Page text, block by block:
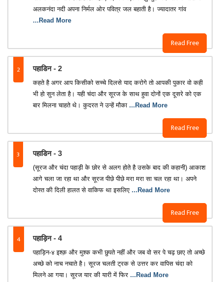
Read Free
अलकनंदा नदी अपना निर्मल ओर पवित्र जल बहाती है। ज्यादातर गांव
...Read More
2 पहाडिन - 2
Read Free
कहते है अगर आप किसीको सच्चे दिलसे याद करोगे तो आपकी पुकार वो कही
भी हो सुन लेता है। यही चंदा और सूरज के साथ हुवा दोनों एक दूसरे को एक
बार मिलना चाहते थे। कुदरत ने उन्हें मौका ...Read More
3 पहाडिन - 3
Read Free
(सूरज और चंदा पहाड़ी के छोर से अलग होते है उसके बाद की कहानी) आकाश
आगे चला जा रहा था और सूरज पीछे पीछे मरा मरा सा चल रहा था। अपने
दोस्त की दिली हालत से वाकिफ था इसलिए ...Read More
4 पहाड़िन - 4
पहाड़िन-४ इश्क़ और मुश्क कभी छुपते नहीं और जब वो सर पे चढ़ छाए तो अच्छे
अच्छे को नाच नचाते है। सूरज चलती ट्रक से उत्तर कर वापिस चंदा को
मिलने आ गया। सूरज यार की यारी में फिर ...Read More